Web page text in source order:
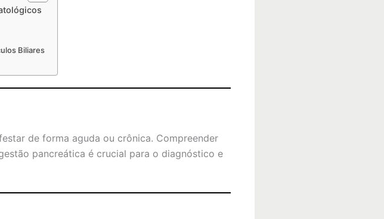
Biliares
de forma aguda ou crônica. Compreender
pancreática é crucial para o diagnóstico e